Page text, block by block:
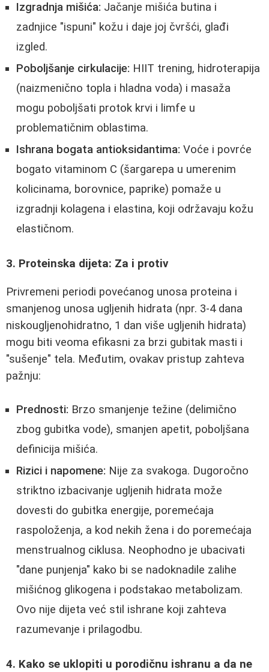
Izgradnja mišića: Jačanje mišića butina i
zadnjice "ispuni" kožu i daje joj čvršći, glađi
izgled.
Poboljšanje cirkulacije: HIIT trening, hidroterapija
(naizmenično topla i hladna voda) i masaža
mogu poboljšati protok krvi i limfe u
problematičnim oblastima.
Ishrana bogata antioksidantima: Voće i povrće
bogato vitaminom C (šargarepa u umerenim
kolicinama, borovnice, paprike) pomaže u
izgradnji kolagena i elastina, koji održavaju kožu
elastičnom.
3. Proteinska dijeta: Za i protiv
Privremeni periodi povećanog unosa proteina i
smanjenog unosa ugljenih hidrata (npr. 3-4 dana
niskougljenohidratno, 1 dan više ugljenih hidrata)
mogu biti veoma efikasni za brzi gubitak masti i
"sušenje" tela. Međutim, ovakav pristup zahteva
pažnju:
Prednosti: Brzo smanjenje težine (delimično
zbog gubitka vode), smanjen apetit, poboljšana
definicija mišića.
Rizici i napomene: Nije za svakoga. Dugoročno
striktno izbacivanje ugljenih hidrata može
dovesti do gubitka energije, poremećaja
raspoloženja, a kod nekih žena i do poremećaja
menstrualnog ciklusa. Neophodno je ubacivati
"dane punjenja" kako bi se nadoknadile zalihe
mišićnog glikogena i podstakao metabolizam.
Ovo nije dijeta već stil ishrane koji zahteva
razumevanje i prilagodbu.
4. Kako se uklopiti u porodičnu ishranu a da ne